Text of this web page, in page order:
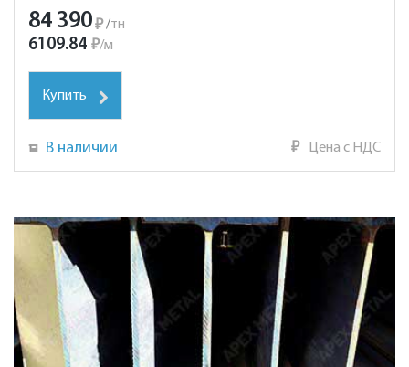
84 390₽ /тн
6109.84 ₽/м
Купить
В наличии ₽ Цена с НДС